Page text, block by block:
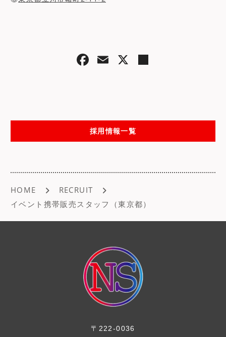
F
b
o
k
E X
採用情報一覧
HOME
RECRUIT
イベント携帯販売スタッフ（東京都）
〒222-0036